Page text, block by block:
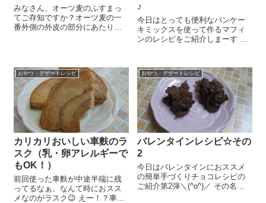
みなさん、オーツ麦のふすまっ
てご存知ですか？オーツ麦の一
番外側の外皮の部分にあたりま
ム・亜鉛などのミネラルもバラ
ンスよく含んでい...
♪
今日はとっても便利なパンケー
キミックスを使って作るマフィ
ンのレシピをご紹介しまーす も
よ～ 豆乳 150gを大きめのボー
ルに入れてハンドミキサーで泡
立てます。びっくりするくら
い！...
おやつ・デザートレシピ
カリカリおいしい車麩のラ
スク（乳・卵アレルギーで
もOK！）
前回使った車麩が中途半端に残
ってるなぁ、なんて時におスス
メなのがラスク😉 えー！？車麩
おやつ・デザートレシピ
バレンタインレシピ☆その
2
今日はバレンタインにおススメ
の簡単手づくりチョコレシピの
ご紹介第2弾＼(^o^)／ その名